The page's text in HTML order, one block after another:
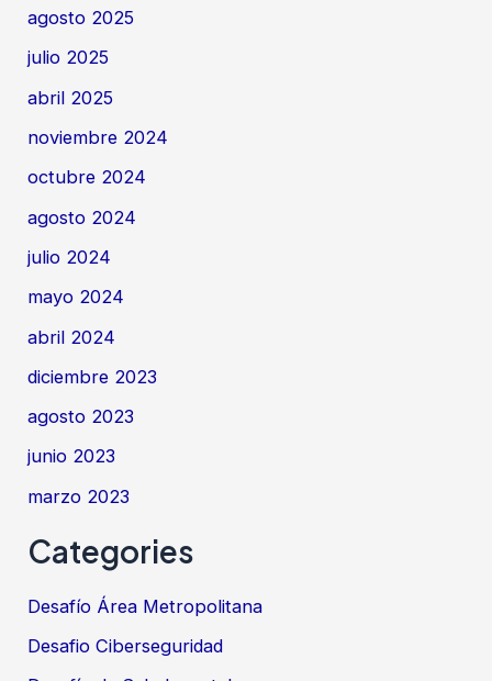
agosto 2025
julio 2025
abril 2025
noviembre 2024
octubre 2024
agosto 2024
julio 2024
mayo 2024
abril 2024
diciembre 2023
agosto 2023
junio 2023
marzo 2023
Categories
Desafío Área Metropolitana
Desafio Ciberseguridad